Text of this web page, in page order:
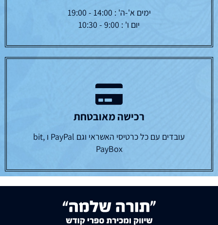
ימים א'-ה' : 14:00 - 19:00
יום ו' : 9:00 - 10:30
רכישה מאובטחת
עובדים עם כל כרטיסי האשראי וגם PayPal ו bit,
PayBox